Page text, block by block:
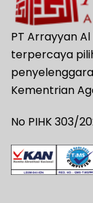
PT Arrayyan
terpercaya
Kementrian
No PIHK 303/